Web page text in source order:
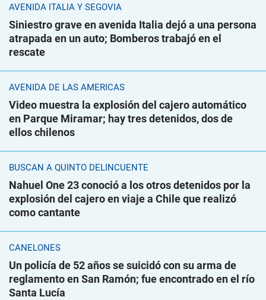
AVENIDA ITALIA Y SEGOVIA
Siniestro grave en avenida Italia dejó a una persona
atrapada en un auto; Bomberos trabajó en el
rescate
AVENIDA DE LAS AMÉRICAS
Video muestra la explosión del cajero automático
en Parque Miramar; hay tres detenidos, dos de
ellos chilenos
BUSCAN A QUINTO DELINCUENTE
Nahuel One 23 conoció a los otros detenidos por la
explosión del cajero en viaje a Chile que realizó
como cantante
CANELONES
Un policía de 52 años se suicidó con su arma de
reglamento en San Ramón; fue encontrado en el río
Santa Lucía